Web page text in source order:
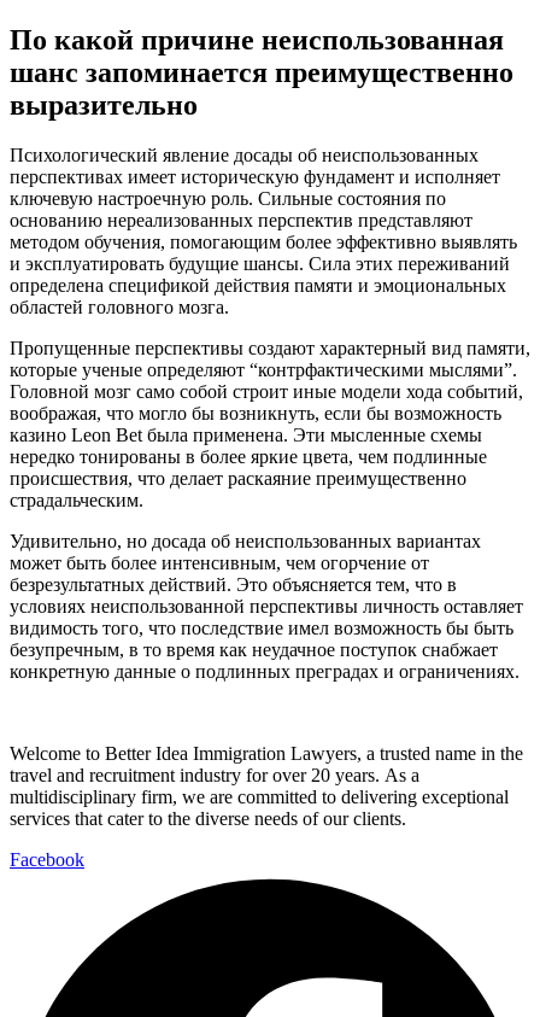
По какой причине неиспользованная
шанс запоминается преимущественно
выразительно
Психологический явление досады об неиспользованных
перспективах имеет историческую фундамент и исполняет
ключевую настроечную роль. Сильные состояния по
основанию нереализованных перспектив представляют
методом обучения, помогающим более эффективно выявлять
и эксплуатировать будущие шансы. Сила этих переживаний
определена спецификой действия памяти и эмоциональных
областей головного мозга.
Пропущенные перспективы создают характерный вид памяти,
которые ученые определяют “контрфактическими мыслями”.
Головной мозг само собой строит иные модели хода событий,
воображая, что могло бы возникнуть, если бы возможность
казино Leon Bet была применена. Эти мысленные схемы
нередко тонированы в более яркие цвета, чем подлинные
происшествия, что делает раскаяние преимущественно
страдальческим.
Удивительно, но досада об неиспользованных вариантах
может быть более интенсивным, чем огорчение от
безрезультатных действий. Это объясняется тем, что в
условиях неиспользованной перспективы личность оставляет
видимость того, что последствие имел возможность бы быть
безупречным, в то время как неудачное поступок снабжает
конкретную данные о подлинных преградах и ограничениях.
Welcome to Better Idea Immigration Lawyers, a trusted name in the
travel and recruitment industry for over 20 years. As a
multidisciplinary firm, we are committed to delivering exceptional
services that cater to the diverse needs of our clients.
Facebook